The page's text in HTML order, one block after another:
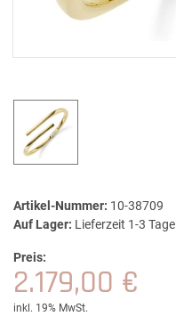
Artikel-Nummer: 10-38709
Auf Lager: Lieferzeit 1-3 Tage
Preis:
2.179,00 €
inkl. 19% MwSt.